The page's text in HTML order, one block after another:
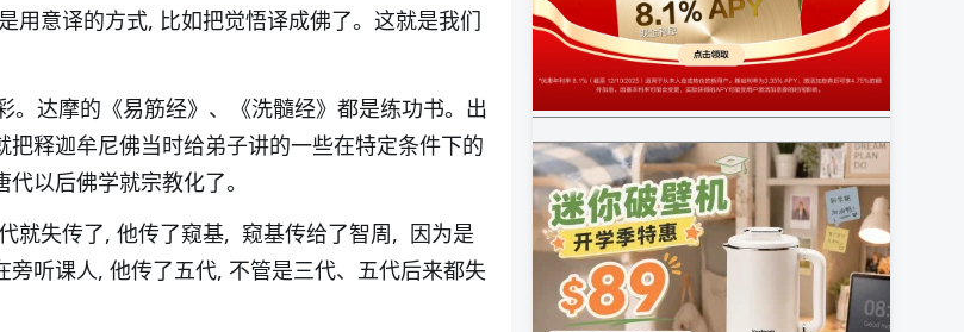
用意译的方式, 比如把觉悟译成佛了。这就是我们
达摩的《易筋经》、《洗髓经》都是练功书。出
释迦牟尼佛当时给弟子讲的一些在特定条件下的
以后佛学就宗教化了。
就失传了, 他传了窥基, 窥基传给了智周, 因为是
听课人, 他传了五代, 不管是三代、五代后来都失